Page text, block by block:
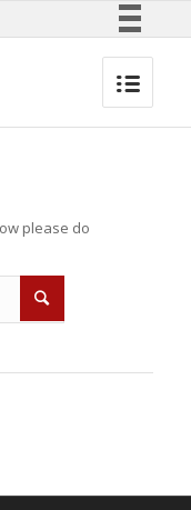
Canais
please do